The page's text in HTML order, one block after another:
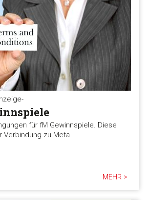
für fM Gewinnspiele. Diese
Verbindung zu Meta.
MEHR >